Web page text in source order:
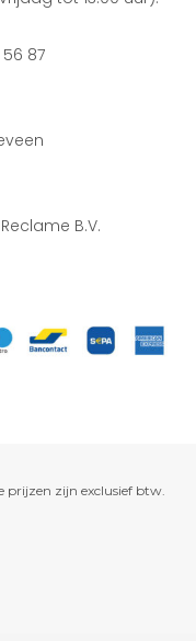
56 87
B.V.
prijzen zijn exclusief btw.